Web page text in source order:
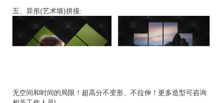
五、异形(艺术墙)拼接:
无空间和时间的局限！超高分不变形、不拉伸！更多造型可咨询